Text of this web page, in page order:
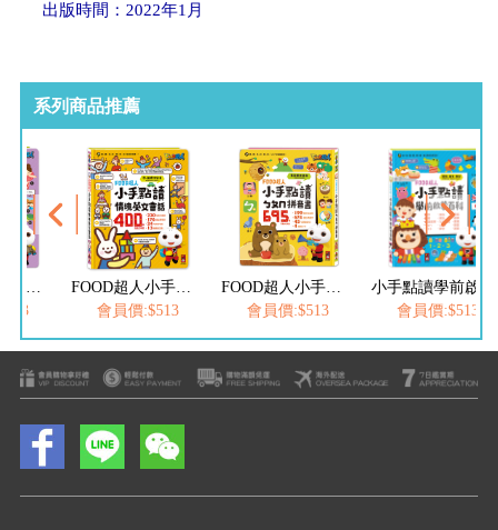
出版時間：2022年1月
系列商品推薦
會員價:$513
會員價:$513
會員價:$513